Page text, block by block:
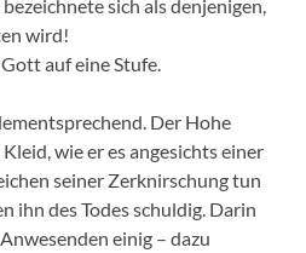
sich als denjenigen,
wird!
auf eine Stufe.
Der Hohe
wie er es angesichts einer
seiner Zerknirschung tun
ihn des Todes schuldig. Darin
einig – dazu